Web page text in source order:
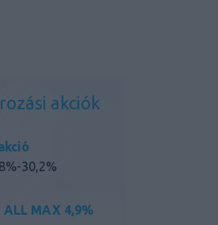
akciók
30,2%
ALL MAX 4,9%